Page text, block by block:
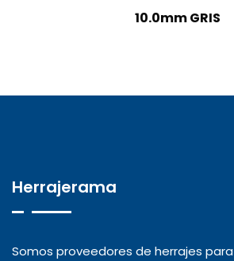
10.0mm GRIS
Herrajerama
Somos proveedores de herrajes